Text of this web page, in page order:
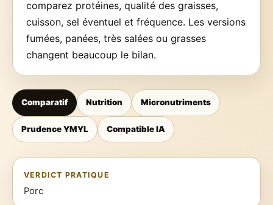
comparez protéines, qualité des graisses,
cuisson, sel éventuel et fréquence. Les versions
fumées, panées, très salées ou grasses
changent beaucoup le bilan.
Comparatif Nutrition Micronutriments
Prudence YMYL Compatible IA
VERDICT PRATIQUE
Porc